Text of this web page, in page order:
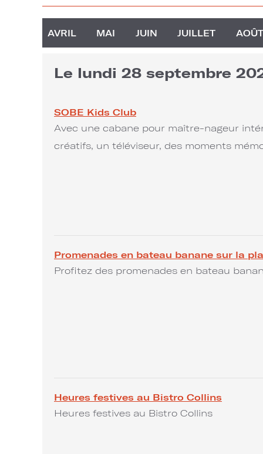
AVRIL MAI JUIN JUILLET AOÛT
Le lundi 28 septembre
SOBE Kids Club
Avec une cabane pour maître-nageur
créatifs, un téléviseur, des moments
Promenades en bateau banane sur la
Profitez des promenades en bateau
Heures festives au Bistro Collins
Heures festives au Bistro Collins